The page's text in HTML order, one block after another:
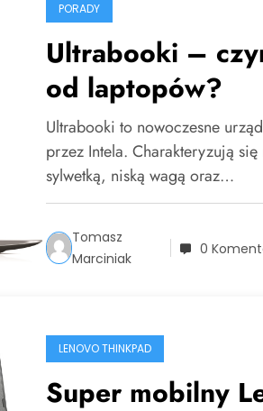
PORADY
Ultrabooki –
od laptopów?
Ultrabooki to nowoczesne
przez Intela. Charakteryzują się
sylwetką, niską wagą oraz…
Tomasz
Marciniak
0
LENOVO THINKPAD
Super mobilny